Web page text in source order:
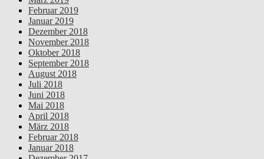
Februar 2019
Januar 2019
Dezember 2018
November 2018
Oktober 2018
September 2018
August 2018
Juli 2018
Juni 2018
Mai 2018
April 2018
März 2018
Februar 2018
Januar 2018